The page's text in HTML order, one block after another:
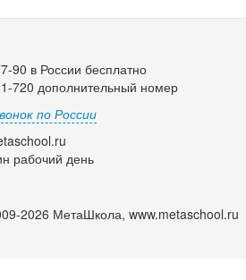
90 в России бесплатно
720 дополнительный номер
по России
рабочий день
2026 МетаШкола, www.metaschool.ru